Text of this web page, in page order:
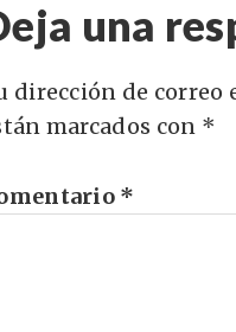
una
dirección de correo
marcados con *
*